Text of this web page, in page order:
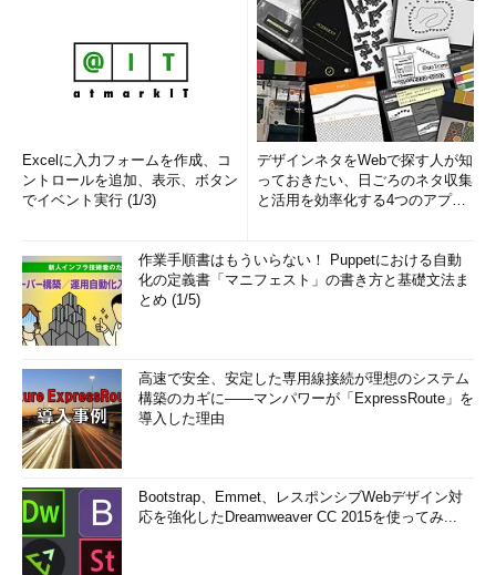
Excelに入力フォームを作成、コ
ントロールを追加、表示、ボタン
でイベント実行 (1/3)
デザインネタをWebで探す人が知
っておきたい、日ごろのネタ収集
と活用を効率化する4つのアプリ
作業手順書はもういらない！ Puppetにおける自動
化の定義書「マニフェスト」の書き方と基礎文法ま
とめ (1/5)
高速で安全、安定した専用線接続が理想のシステム
構築のカギに――マンパワーが「ExpressRoute」を
導入した理由
Bootstrap、Emmet、レスポンシブWebデザイン対
応を強化したDreamweaver CC 2015を使ってみ...